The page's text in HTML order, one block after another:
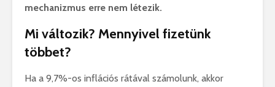
mechanizmus erre nem létezik.
Mi változik? Mennyivel fizetünk
többet?
Ha a 9,7%-os inflációs rátával számolunk, akkor